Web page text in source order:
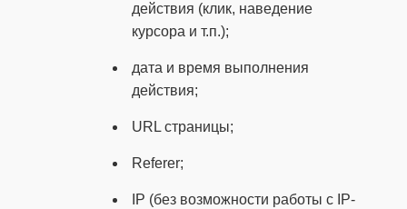
действия (клик, наведение
курсора и т.п.);
дата и время выполнения
действия;
URL страницы;
Referer;
IP (без возможности работы с IP-